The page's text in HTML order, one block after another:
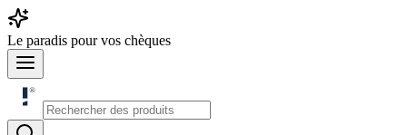
Le paradis pour vos chèques